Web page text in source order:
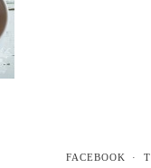
FACEBOOK